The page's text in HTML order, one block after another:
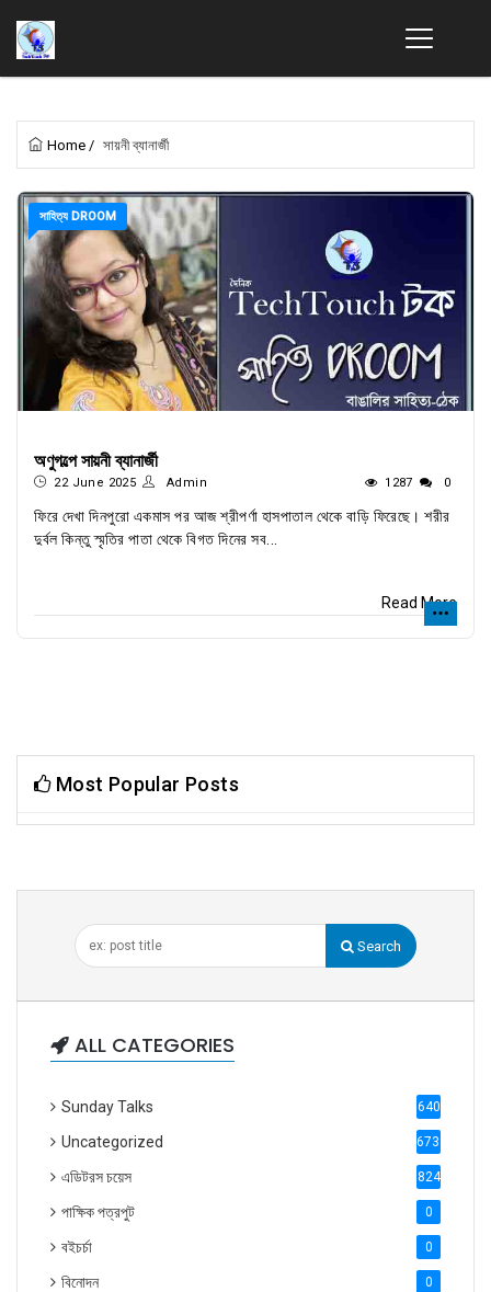
Home / সায়নী ব্যানার্জী
সাহিত্য DROOM
অণুগল্পে সায়নী ব্যানার্জী
22 June 2025 Admin 1287 0
ফিরে দেখা দিনপুরো একমাস পর আজ শ্রীপর্ণা হাসপাতাল থেকে বাড়ি ফিরেছে। শরীর
দুর্বল কিন্তু স্মৃতির পাতা থেকে বিগত দিনের সব...
Read More
Most Popular Posts
Search
ALL CATEGORIES
Sunday Talks 640
Uncategorized 6738
এডিটরস চয়েস 824
পাক্ষিক পত্রপুট 0
বইচর্চা 0
বিনোদন 0